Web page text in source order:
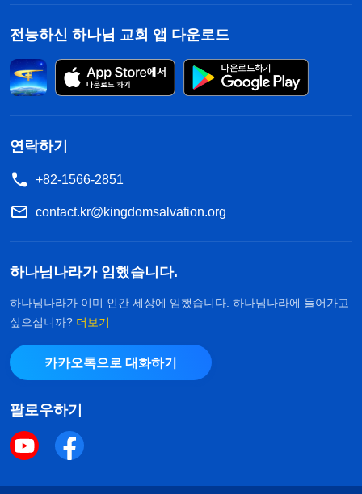
전능하신 하나님 교회 앱 다운로드
연락하기
+82-1566-2851
contact.kr@kingdomsalvation.org
하나님나라가 임했습니다.
하나님나라가 이미 인간 세상에 임했습니다. 하나님나라에 들어가고
싶으십니까? 더보기
카카오톡으로 대화하기
팔로우하기